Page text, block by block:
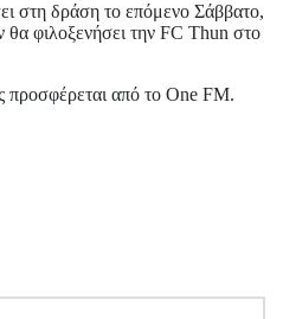
στη δράση το επόμενο Σάββατο,
φιλοξενήσει την FC Thun στο
από το One FM.